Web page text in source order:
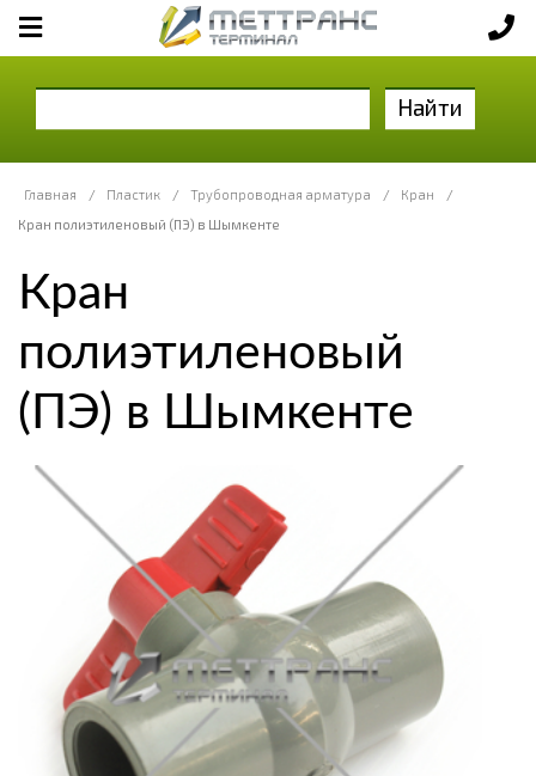
Найти
Главная / Пластик / Трубопроводная арматура / Кран
/
Кран полиэтиленовый (ПЭ) в Шымкенте
Кран
полиэтиленовый
(ПЭ) в Шымкенте